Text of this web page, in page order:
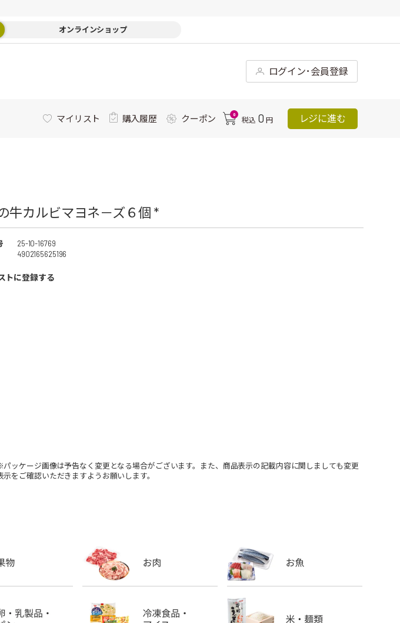
オンラインショップ
ログイン･会員登録
マイリスト 購入履歴 クーポン 0
税込 0 円 レジに進む
牛カルビマヨネ－ズ６個 *
25-10-16769
4902165625196
トに登録する
ッケージ画像は予告なく変更となる場合がございます。また、商品表示の記載内容に関しましても変更
をご確認いただきますようお願いします。